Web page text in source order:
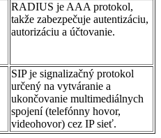
RADIUS je AAA protokol,
takže zabezpečuje autentizáciu,
autorizáciu a účtovanie.
SIP je signalizačný protokol
určený na vytváranie a
ukončovanie multimediálnych
spojení (telefónny hovor,
videohovor) cez IP sieť.